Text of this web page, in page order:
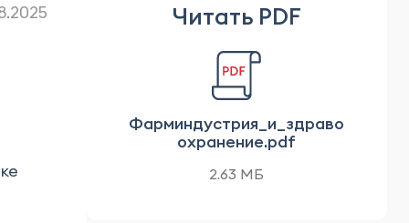
Читать PDF
Фарминдустрия_и_здраво
охранение.pdf
2.63 МБ